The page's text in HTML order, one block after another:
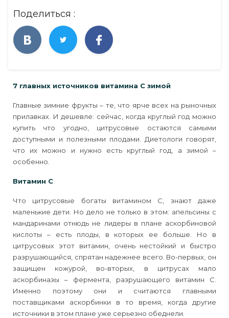
Поделиться :
7 главных источников витамина С зимой
Главные зимние фрукты – те, что ярче всех на рыночных
прилавках. И дешевле: сейчас, когда круглый год можно
купить что угодно, цитрусовые остаются самыми
доступными и полезными плодами. Диетологи говорят,
что их можно и нужно есть круглый год, а зимой –
особенно.
Витамин С
Что цитрусовые богаты витамином С, знают даже
маленькие дети. Но дело не только в этом: апельсины с
мандаринами отнюдь не лидеры в плане аскорбиновой
кислоты – есть плоды, в которых ее больше. Но в
цитрусовых этот витамин, очень нестойкий и быстро
разрушающийся, спрятан надежнее всего. Во-первых, он
защищен кожурой, во-вторых, в цитрусах мало
аскорбиназы – фермента, разрушающего витамин С.
Именно поэтому они и считаются главными
поставщиками аскорбинки в то время, когда другие
источники в этом плане уже серьезно обеднели.